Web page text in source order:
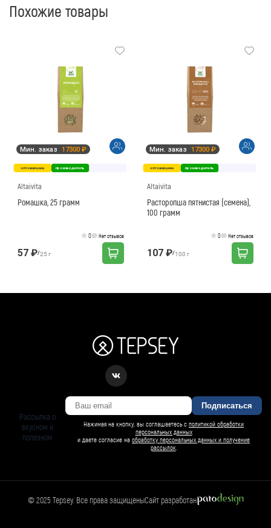
Похожие товары
Мин. заказ 17300 ₽
оптовая цена производитель
Altaivita
Ромашка, 25 грамм
0 Нет отзывов
57 ₽/25 г
Мин. заказ 17300 ₽
оптовая цена производитель
Altaivita
Расторопша пятнистая (семена),
100 грамм
0 Нет отзывов
107 ₽/100 г
Рассылка о
вкусном и
полезном
Подписаться
Нажимая на кнопку, вы соглашаетесь с политикой обработки
персональных данных
и даете согласие на обработку персональных данных и получение
рассылок
© 2025 Tepsey. Все права защищеныСайт разработан